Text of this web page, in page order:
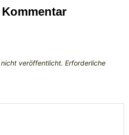
veröffentlicht. Erforderliche